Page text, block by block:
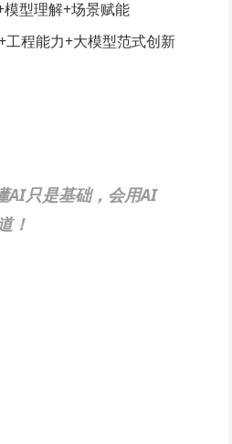
模型理解+场景赋能
工程能力+大模型范式创新
AI只是基础，会用AI
！​